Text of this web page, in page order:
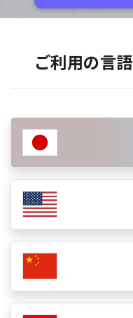
ご利用の言